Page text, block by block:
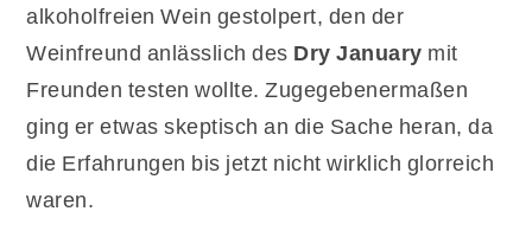
alkoholfreien Wein gestolpert, den der
Weinfreund anlässlich des Dry January mit
Freunden testen wollte. Zugegebenermaßen
ging er etwas skeptisch an die Sache heran, da
die Erfahrungen bis jetzt nicht wirklich glorreich
waren.